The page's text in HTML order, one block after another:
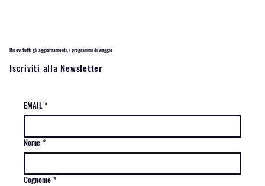
Ricevi tutti gli aggiornamenti, i programmi di viaggio
Iscriviti alla Newsletter
EMAIL *
Nome *
Cognome *